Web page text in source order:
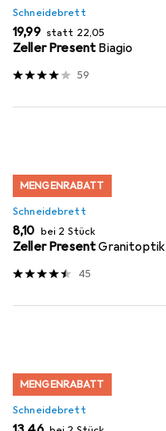
Schneidebrett
EUR
19,99 statt EUR
22,05
Zeller Present Biagio
59
MENGENRABATT
Schneidebrett
EUR
8,10 bei 2 Stück
Zeller PresentGranitoptik
45
MENGENRABATT
Schneidebrett